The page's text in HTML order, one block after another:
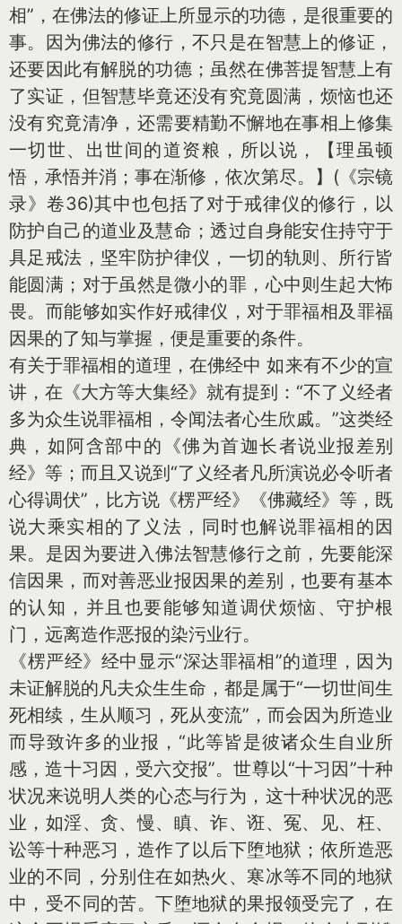
相”，在佛法的修证上所显示的功德，是很重要的
事。因为佛法的修行，不只是在智慧上的修证，
还要因此有解脱的功德；虽然在佛菩提智慧上有
了实证，但智慧毕竟还没有究竟圆满，烦恼也还
没有究竟清净，还需要精勤不懈地在事相上修集
一切世、出世间的道资粮，所以说，【理虽顿
悟，承悟并消；事在渐修，依次第尽。】(《宗镜
录》卷36)其中也包括了对于戒律仪的修行，以
防护自己的道业及慧命；透过自身能安住持守于
具足戒法，坚牢防护律仪，一切的轨则、所行皆
能圆满；对于虽然是微小的罪，心中则生起大怖
畏。而能够如实作好戒律仪，对于罪福相及罪福
因果的了知与掌握，便是重要的条件。
有关于罪福相的道理，在佛经中 如来有不少的宣
讲，在《大方等大集经》就有提到：“不了义经者
多为众生说罪福相，令闻法者心生欣戚。”这类经
典，如阿含部中的《佛为首迦长者说业报差别
经》等；而且又说到“了义经者凡所演说必令听者
心得调伏”，比方说《楞严经》《佛藏经》等，既
说大乘实相的了义法，同时也解说罪福相的因
果。是因为要进入佛法智慧修行之前，先要能深
信因果，而对善恶业报因果的差别，也要有基本
的认知，并且也要能够知道调伏烦恼、守护根
门，远离造作恶报的染污业行。
《楞严经》经中显示“深达罪福相”的道理，因为
未证解脱的凡夫众生生命，都是属于“一切世间生
死相续，生从顺习，死从变流”，而会因为所造业
而导致许多的业报，“此等皆是彼诸众生自业所
感，造十习因，受六交报”。世尊以“十习因”十种
状况来说明人类的心态与行为，这十种状况的恶
业，如淫、贪、慢、瞋、诈、诳、冤、见、枉、
讼等十种恶习，造作了以后下堕地狱；依所造恶
业的不同，分别住在如热火、寒冰等不同的地狱
中，受不同的苦。下堕地狱的果报领受完了，在